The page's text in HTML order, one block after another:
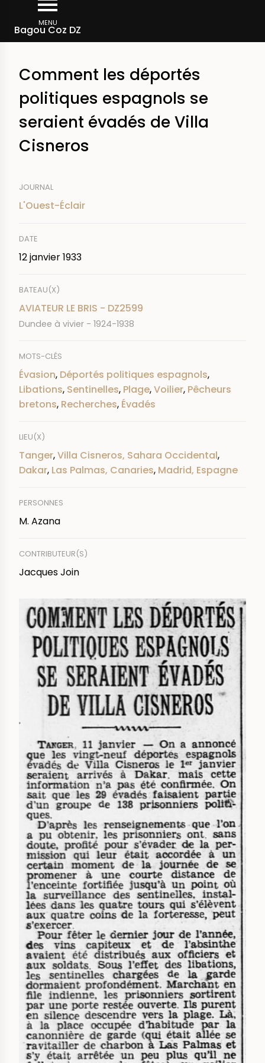
contenu
MENU
Bagou Coz DZ
d'Ariane
Rechercher dans la presse
Comment les déportés
politiques espagnols se
seraient évadés de Villa
Cisneros
JOURNAL
L'Ouest-Éclair
DATE
12 janvier 1933
BATEAU(X)
AVIATEUR LE BRIS - DZ2599
Dundee à vivier - 1924-1938
MOTS-CLÉS
Évasion, Déportés politiques espagnols,
Libations, Sentinelles, Plage,Voilier, Pêcheurs
bretons, Recherches, Évadés
LIEU(X)
Tanger,Villa Cisneros, Sahara Occidental,
Dakar, Las Palmas, Canaries, Madrid, Espagne
PERSONNES
M. Azana
CONTRIBUTEUR(S)
Jacques Join
IMAGE